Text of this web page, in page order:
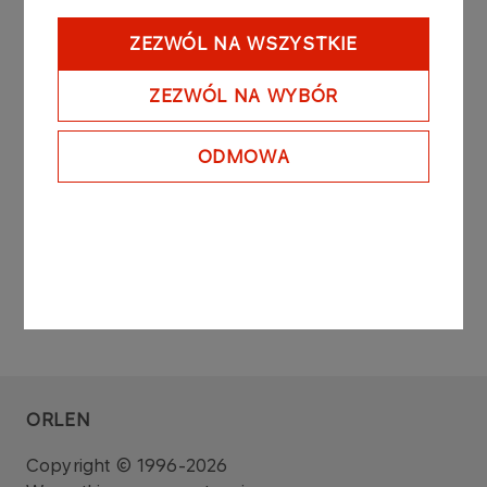
ZEZWÓL NA WSZYSTKIE
ZEZWÓL NA WYBÓR
ODMOWA
Raport sporządzono na podstawie: art. 160 ust. 4
ustawy z dnia 29 lipca 2005 roku o obrocie
instrumentami finansowymi (Dz. U. z 2010 r. Nr 211,
poz. 1384 z późniejszymi zmianami).
Zarząd PKN ORLEN S.A
ORLEN
Copyright © 1996-2026